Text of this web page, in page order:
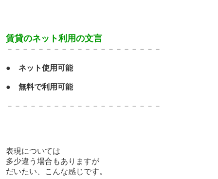
賃貸のネット利用の文言
－－－－－－－－－－－－－－－－－－－－
● ネット使用可能
● 無料で利用可能
－－－－－－－－－－－－－－－－－－－－
表現については
多少違う場合もありますが
だいたい、こんな感じです。